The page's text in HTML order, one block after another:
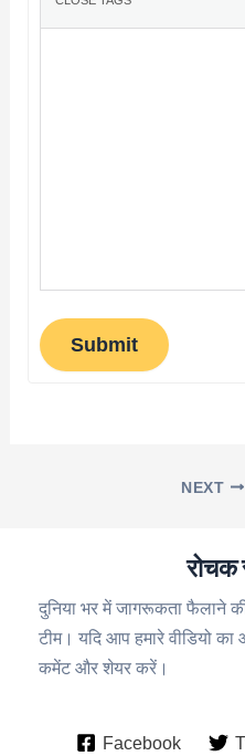
Submit
NEXT
रोचक
दुनिया भर में जागरूकता फैलाने
टीम। यदि आप हमारे वीडियो
कमेंट और शेयर करें।
Facebook